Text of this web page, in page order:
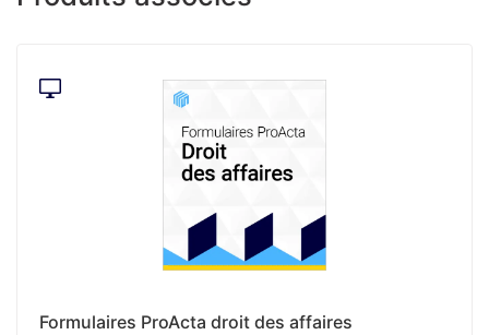
Formulaires ProActa droit des affaires